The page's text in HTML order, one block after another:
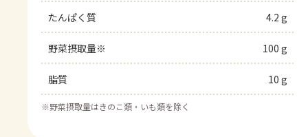
たんぱく質 4.2 g
野菜摂取量※ 100 g
脂質 10 g
※野菜摂取量はきのこ類・いも類を除く